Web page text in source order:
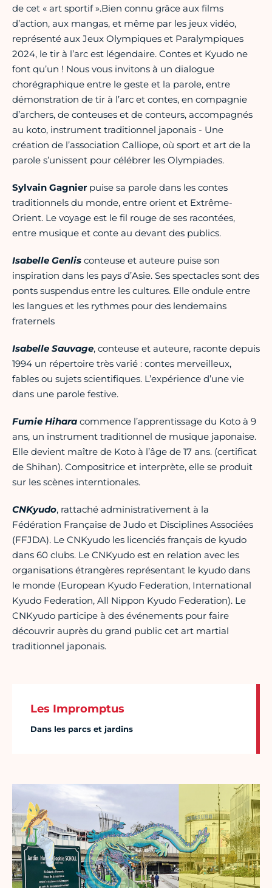
de cet « art sportif ».Bien connu grâce aux films
d’action, aux mangas, et même par les jeux vidéo,
représenté aux Jeux Olympiques et Paralympiques
2024, le tir à l’arc est légendaire. Contes et Kyudo ne
font qu’un ! Nous vous invitons à un dialogue
chorégraphique entre le geste et la parole, entre
démonstration de tir à l’arc et contes, en compagnie
d’archers, de conteuses et de conteurs, accompagnés
au koto, instrument traditionnel japonais - Une
création de l’association Calliope, où sport et art de la
parole s’unissent pour célébrer les Olympiades.
Sylvain Gagnier puise sa parole dans les contes
traditionnels du monde, entre orient et Extrême-
Orient. Le voyage est le fil rouge de ses racontées,
entre musique et conte au devant des publics.
Isabelle Genlis conteuse et auteure puise son
inspiration dans les pays d’Asie. Ses spectacles sont des
ponts suspendus entre les cultures. Elle ondule entre
les langues et les rythmes pour des lendemains
fraternels
Isabelle Sauvage, conteuse et auteure, raconte depuis
1994 un répertoire très varié : contes merveilleux,
fables ou sujets scientifiques. L’expérience d’une vie
dans une parole festive.
Fumie Hihara commence l’apprentissage du Koto à 9
ans, un instrument traditionnel de musique japonaise.
Elle devient maître de Koto à l’âge de 17 ans. (certificat
de Shihan). Compositrice et interprète, elle se produit
sur les scènes interntionales.
CNKyudo, rattaché administrativement à la
Fédération Française de Judo et Disciplines Associées
(FFJDA). Le CNKyudo les licenciés français de kyudo
dans 60 clubs. Le CNKyudo est en relation avec les
organisations étrangères représentant le kyudo dans
le monde (European Kyudo Federation, International
Kyudo Federation, All Nippon Kyudo Federation). Le
CNKyudo participe à des événements pour faire
découvrir auprès du grand public cet art martial
traditionnel japonais.
Les Impromptus
Dans les parcs et jardins